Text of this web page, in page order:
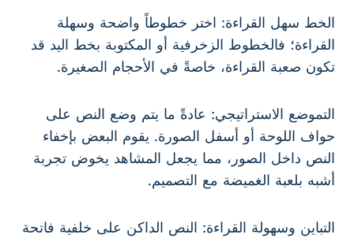
الخط سهل القراءة: اختر خطوطاً واضحة وسهلة
القراءة؛ فالخطوط الزخرفية أو المكتوبة بخط اليد قد
تكون صعبة القراءة، خاصةً في الأحجام الصغيرة.
التموضع الاستراتيجي: عادةً ما يتم وضع النص على
حواف اللوحة أو أسفل الصورة. يقوم البعض بإخفاء
النص داخل الصور، مما يجعل المشاهد يخوض تجربة
أشبه بلعبة الغميضة مع التصميم.
التباين وسهولة القراءة: النص الداكن على خلفية فاتحة